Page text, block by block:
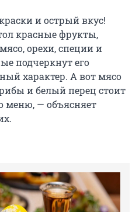
и острый вкус!
красные фрукты,
орехи, специи и
подчеркнут его
характер. А вот мясо
и белый перец стоит
меню, — объясняет